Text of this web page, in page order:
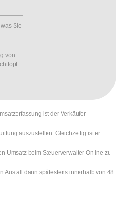
Sie
von
ist der Verkäufer
auszustellen. Gleichzeitig ist er
Umsatz beim Steuerverwalter Online zu
Ausfall dann spätestens innerhalb von 48